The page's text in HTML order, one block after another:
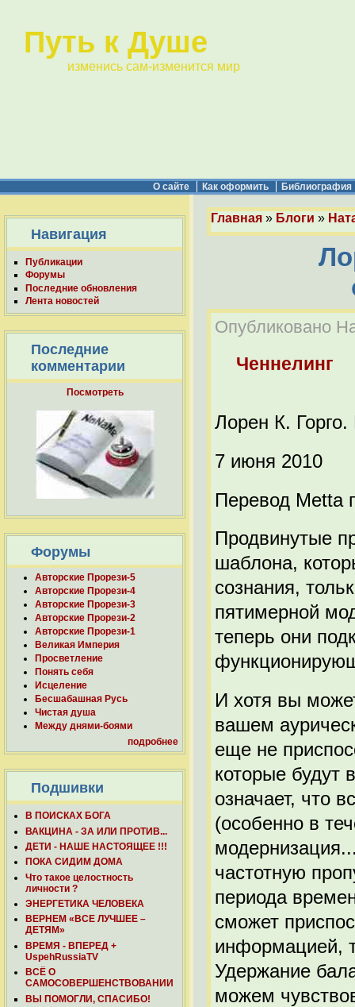
Путь к Душе
изменись сам-изменится мир
О сайте Как оформить Библиография
Навигация
Публикации
Форумы
Последние обновления
Лента новостей
Последние
комментарии
Посмотреть
Форумы
Авторские Прорези-5
Авторские Прорези-4
Авторские Прорези-3
Авторские Прорези-2
Авторские Прорези-1
Великая Империя
Просветление
Понять себя
Исцеление
Бесшабашная Русь
Чистая душа
Между днями-боями
подробнее
Подшивки
В ПОИСКАХ БОГА
ВАКЦИНА - ЗА ИЛИ ПРОТИВ...
ДЕТИ - НАШЕ НАСТОЯЩЕЕ !!!
ПОКА СИДИМ ДОМА
Что такое целостность
личности ?
ЭНЕРГЕТИКА ЧЕЛОВЕКА
ВЕРНЕМ «ВСЕ ЛУЧШЕЕ –
ДЕТЯМ»
ВРЕМЯ - ВПЕРЕД +
UspehRussiaTV
ВСЁ О
САМОСОВЕРШЕНСТВОВАНИИ
ВЫ ПОМОГЛИ, СПАСИБО!
Главная » Блоги »
Опубликовано
Ченнелинг
Лорен К.
7 июня 2010
Перевод Metta
Продвинутые
шаблона,
сознания,
пятимерной
теперь они
И хотя вы
вашем
еще не
которые будут
означает, что
(особенно в
частотную
периода
сможет
информацией,
Удержание
можем